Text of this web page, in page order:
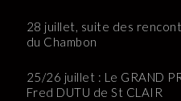
28 juillet, suite des
du Chambon
25/26 juillet : Le GRAND
Fred DUTU de St CLAIR